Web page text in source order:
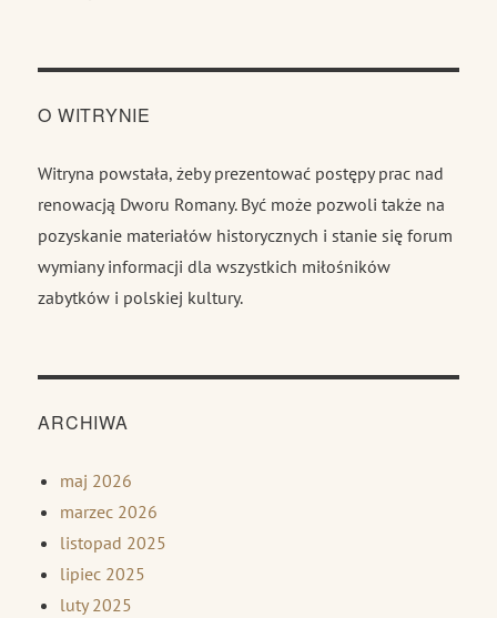
O WITRYNIE
Witryna powstała, żeby prezentować postępy prac nad
renowacją Dworu Romany. Być może pozwoli także na
pozyskanie materiałów historycznych i stanie się forum
wymiany informacji dla wszystkich miłośników
zabytków i polskiej kultury.
ARCHIWA
maj 2026
marzec 2026
listopad 2025
lipiec 2025
luty 2025